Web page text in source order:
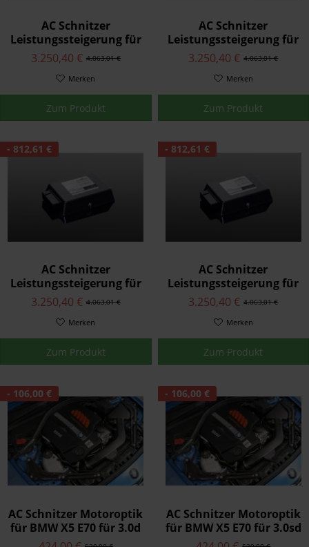
AC Schnitzer
Leistungssteigerung für
BMW X5 E70 35i xDrive
4.063,01 €
3.250,40 €
Merken
Zum Produkt
AC Schnitzer
Leistungssteigerung für
BMW X5 E70 4.0d
4.063,01 €
3.250,40 €
Merken
Zum Produkt
- 812,61 €
AC Schnitzer
Leistungssteigerung für
BMW X5 E70
Serienleistung 235PS
4.063,01 €
3.250,40 €
Merken
Zum Produkt
- 812,61 €
AC Schnitzer
Leistungssteigerung für
BMW X5 E70
Serienleistung 245PS
4.063,01 €
3.250,40 €
Merken
Zum Produkt
- 106,00 €
AC Schnitzer Motoroptik
für BMW X5 E70 für 3.0d
- 4.0d
- 106,00 €
AC Schnitzer Motoroptik
für BMW X5 E70 für 3.0sd